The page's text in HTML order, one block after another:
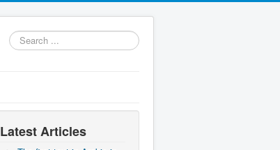
Search
...
Latest Articles